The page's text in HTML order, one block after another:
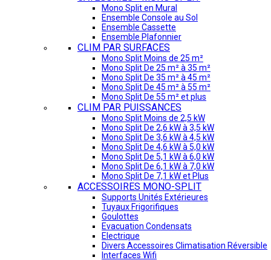
Mono Split en Mural
Ensemble Console au Sol
Ensemble Cassette
Ensemble Plafonnier
CLIM PAR SURFACES
Mono Split Moins de 25 m²
Mono Split De 25 m² à 35 m²
Mono Split De 35 m² à 45 m²
Mono Split De 45 m² à 55 m²
Mono Split De 55 m² et plus
CLIM PAR PUISSANCES
Mono Split Moins de 2,5 kW
Mono Split De 2,6 kW à 3,5 kW
Mono Split De 3,6 kW à 4,5 kW
Mono Split De 4,6 kW à 5,0 kW
Mono Split De 5,1 kW à 6,0 kW
Mono Split De 6,1 kW à 7,0 kW
Mono Split De 7,1 kW et Plus
ACCESSOIRES MONO-SPLIT
Supports Unités Extérieures
Tuyaux Frigorifiques
Goulottes
Evacuation Condensats
Electrique
Divers Accessoires Climatisation Réversible
Interfaces Wifi